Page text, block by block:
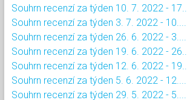
Souhrn recenzí za týden 10. 7. 2022 - 17....
Souhrn recenzí za týden 3. 7. 2022 - 10....
Souhrn recenzí za týden 26. 6. 2022 - 3....
Souhrn recenzí za týden 19. 6. 2022 - 26....
Souhrn recenzí za týden 12. 6. 2022 - 19....
Souhrn recenzí za týden 5. 6. 2022 - 12....
Souhrn recenzí za týden 29. 5. 2022 - 5....